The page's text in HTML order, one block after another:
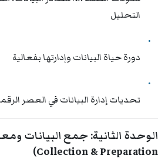
التحليل
دورة حياة البيانات وإدارتها بفعالية
تحديات إدارة البيانات في العصر
Collection & Preparation)